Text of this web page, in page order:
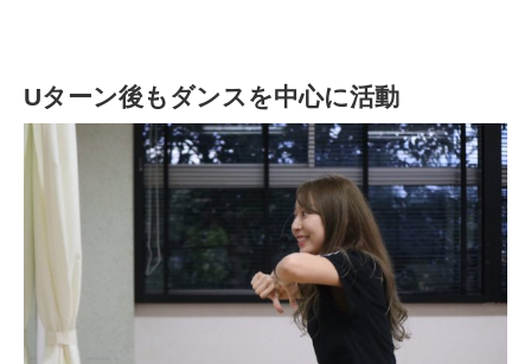
Uターン後もダンスを中心に活動